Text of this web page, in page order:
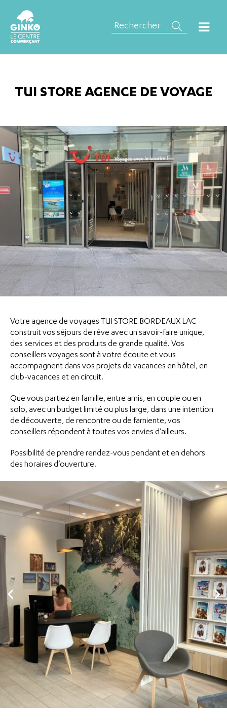
TUI STORE AGENCE DE VOYAGE
Votre agence de voyages TUI STORE BORDEAUX LAC
construit vos séjours de rêve avec un savoir-faire unique,
des services et des produits de grande qualité. Vos
conseillers voyages sont à votre écoute et vous
accompagnent dans vos projets de vacances en hôtel, en
club-vacances et en circuit.
Que vous partiez en famille, entre amis, en couple ou en
solo, avec un budget limité ou plus large, dans une intention
de découverte, de rencontre ou de farniente, vos
conseillers répondent à toutes vos envies d’ailleurs.
Possibilité de prendre rendez-vous pendant et en dehors
des horaires d’ouverture.